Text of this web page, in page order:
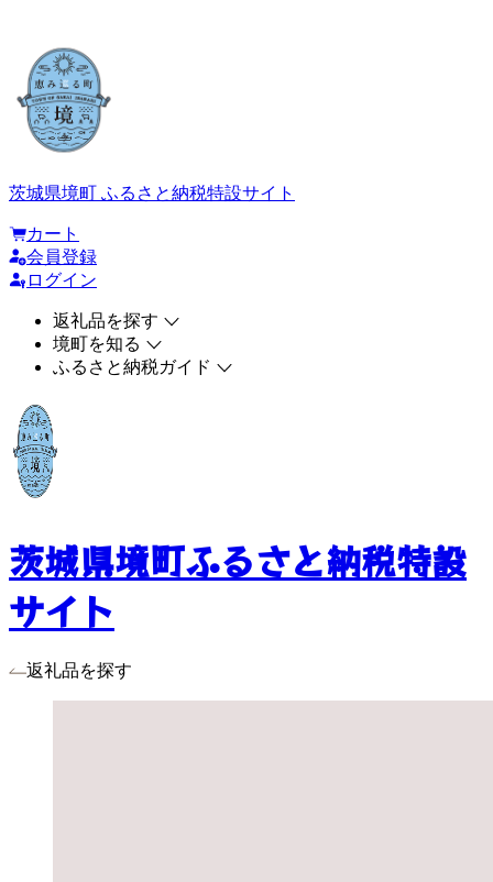
茨城県境町 ふるさと納税特設サイト
カート
会員登録
ログイン
返礼品を探す
境町を知る
ふるさと納税ガイド
茨城県境町ふるさと納税特設
サイト
返礼品を探す